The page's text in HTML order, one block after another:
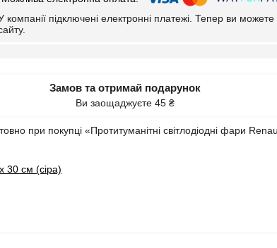
компанії підключені електронні платежі. Тепер ви
Замов та отримай подарунок
Ви заощаджуєте 45 ₴
при покупці «Протитуманітні світлодіодні фари
30 см (сіра)